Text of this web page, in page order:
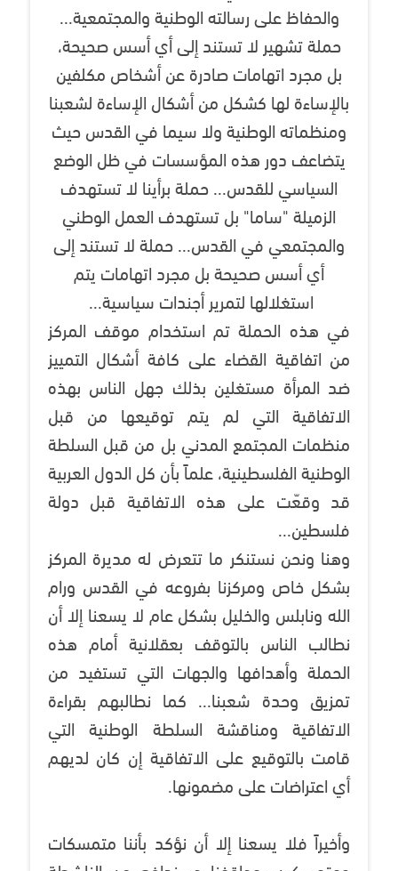
والحفاظ على رسالته الوطنية والمجتمعية...
حملة تشهير لا تستند إلى أي أسس صحيحة،
بل مجرد اتهامات صادرة عن أشخاص مكلفين
بالإساءة لها كشكل من أشكال الإساءة لشعبنا
ومنظماته الوطنية ولا سيما في القدس حيث
يتضاعف دور هذه المؤسسات في ظل الوضع
السياسي للقدس... حملة برأينا لا تستهدف
الزميلة "ساما" بل تستهدف العمل الوطني
والمجتمعي في القدس... حملة لا تستند إلى
أي أسس صحيحة بل مجرد اتهامات يتم
استغلالها لتمرير أجندات سياسية...
في هذه الحملة تم استخدام موقف المركز
من اتفاقية القضاء على كافة أشكال التمييز
ضد المرأة مستغلين بذلك جهل الناس بهذه
الاتفاقية التي لم يتم توقيعها من قبل
منظمات المجتمع المدني بل من قبل السلطة
الوطنية الفلسطينية، علماً بأن كل الدول العربية
قد وقعّت على هذه الاتفاقية قبل دولة
فلسطين...
وهنا ونحن نستنكر ما تتعرض له مديرة المركز
بشكل خاص ومركزنا بفروعه في القدس ورام
الله ونابلس والخليل بشكل عام لا يسعنا إلا أن
نطالب الناس بالتوقف بعقلانية أمام هذه
الحملة وأهدافها والجهات التي تستفيد من
تمزيق وحدة شعبنا... كما نطالبهم بقراءة
الاتفاقية ومناقشة السلطة الوطنية التي
قامت بالتوقيع على الاتفاقية إن كان لديهم
أي اعتراضات على مضمونها.
وأخيراً فلا يسعنا إلا أن نؤكد بأننا متمسكات